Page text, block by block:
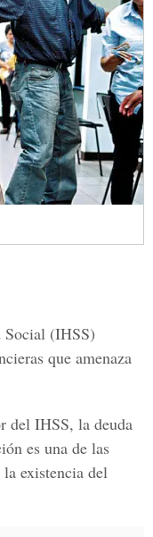
Social (IHSS)
que amenaza
del IHSS, la deuda
es una de las
la existencia del